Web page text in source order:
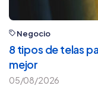
Negocio
8 tipos de telas
mejor
05/08/2026